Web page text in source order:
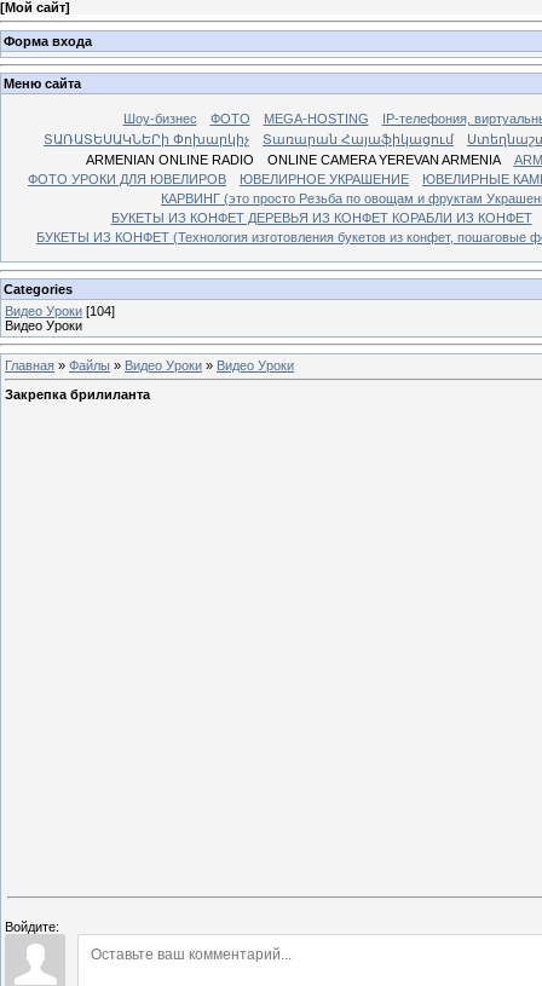
[Мой сайт]
Форма входа
Меню сайта
Шоу-бизнес ФОТО MEGA-HOSTING
IP-телефония,
ՏԱՌԱՏԵՍԱԿՆԵՐի Փոխարկիչ
Տառարան Հայաֆիկացում
ARMENIAN ONLINE RADIO
ONLINE CAMERA YEREVAN ARMENIA
ФОТО УРОКИ ДЛЯ ЮВЕЛИРОВ
ЮВЕЛИРНОЕ УКРАШЕНИЕ
ЮВЕЛИРНЫЕ
КАРВИНГ (это просто Резьба по овощам и фруктам
БУКЕТЫ ИЗ КОНФЕТ ДЕРЕВЬЯ ИЗ КОНФЕТ КОРАБЛИ ИЗ КОНФЕТ
БУКЕТЫ ИЗ КОНФЕТ (Технология изготовления букетов из конфет, пошаговые
Categories
Видео Уроки [104]
Видео Уроки
Главная » Файлы » Видео Уроки » Видео Уроки
Закрепка брилиланта
Войдите: